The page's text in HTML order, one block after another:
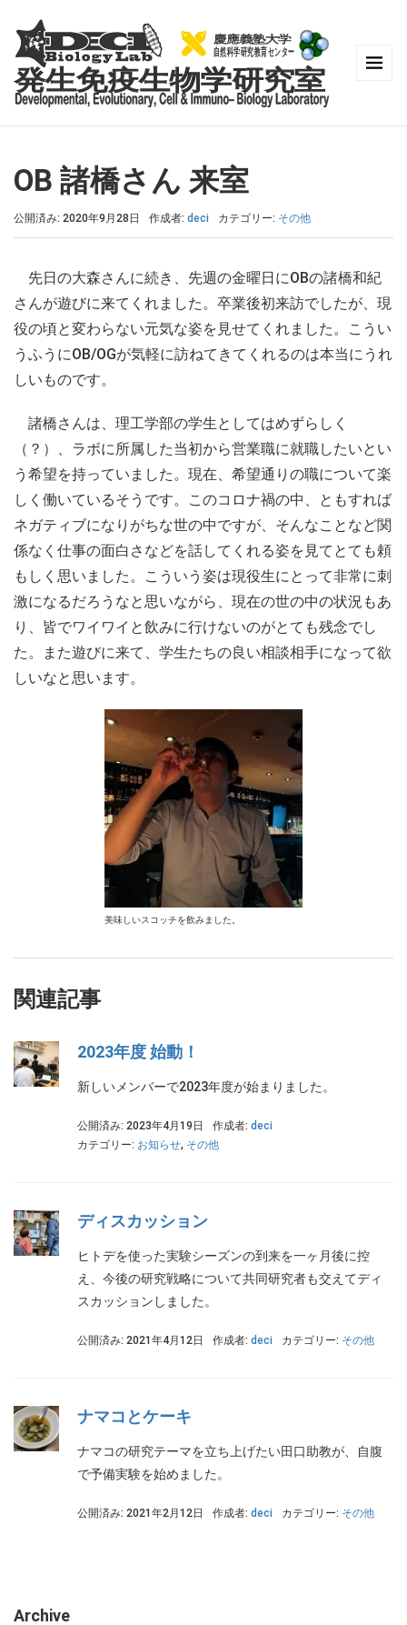
OB 諸橋さん 来室
公開済み: 2020年9月28日 作成者: deci カテゴリー: その他
先日の大森さんに続き、先週の金曜日にOBの諸橋和紀
さんが遊びに来てくれました。卒業後初来訪でしたが、現
役の頃と変わらない元気な姿を見せてくれました。こうい
うふうにOB/OGが気軽に訪ねてきてくれるのは本当にうれ
しいものです。
諸橋さんは、理工学部の学生としてはめずらしく
（？）、ラボに所属した当初から営業職に就職したいとい
う希望を持っていました。現在、希望通りの職について楽
しく働いているそうです。このコロナ禍の中、ともすれば
ネガティブになりがちな世の中ですが、そんなことなど関
係なく仕事の面白さなどを話してくれる姿を見てとても頼
もしく思いました。こういう姿は現役生にとって非常に刺
激になるだろうなと思いながら、現在の世の中の状況もあ
り、皆でワイワイと飲みに行けないのがとても残念でし
た。また遊びに来て、学生たちの良い相談相手になって欲
しいなと思います。
美味しいスコッチを飲みました。
関連記事
2023年度 始動！
新しいメンバーで2023年度が始まりました。
公開済み: 2023年4月19日 作成者: deci
カテゴリー: お知らせ, その他
ディスカッション
ヒトデを使った実験シーズンの到来を一ヶ月後に控
え、今後の研究戦略について共同研究者も交えてディ
スカッションしました。
公開済み: 2021年4月12日 作成者: deci カテゴリー: その他
ナマコとケーキ
ナマコの研究テーマを立ち上げたい田口助教が、自腹
で予備実験を始めました。
公開済み: 2021年2月12日 作成者: deci カテゴリー: その他
Archive